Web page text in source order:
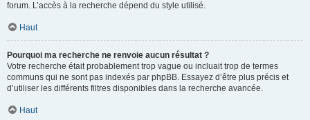
forum. L’accès à la recherche dépend du style utilisé.
Haut
Pourquoi ma recherche ne renvoie aucun résultat ?
Votre recherche était probablement trop vague ou incluait trop de termes
communs qui ne sont pas indexés par phpBB. Essayez d’être plus précis et
d’utiliser les différents filtres disponibles dans la recherche avancée.
Haut